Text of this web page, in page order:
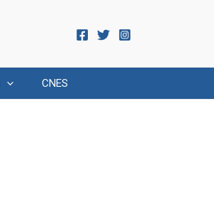
CNES